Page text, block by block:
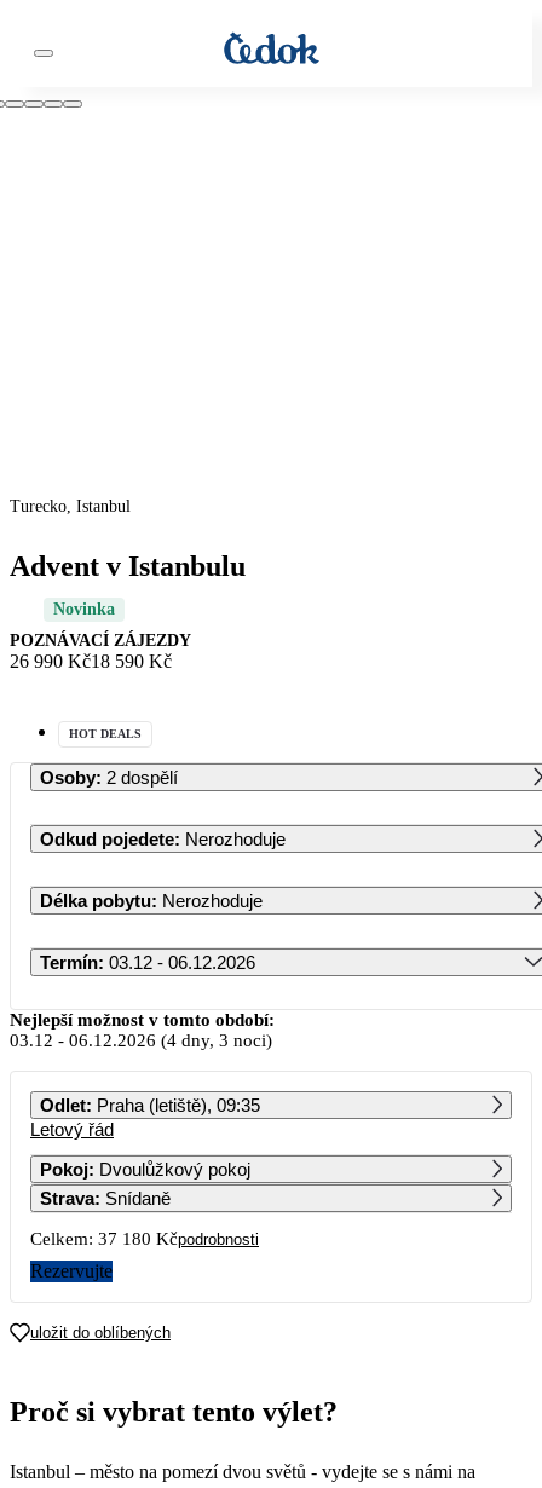
Turecko, Istanbul
Advent v Istanbulu
Novinka
POZNÁVACÍ ZÁJEZDY
26 990 Kč18 590 Kč
HOT DEALS
Osoby: 2 dospělí
Odkud pojedete: Nerozhoduje
Délka pobytu: Nerozhoduje
Termín: 03.12 - 06.12.2026
Prosinec 2026
PO ÚT ST ČT PÁ SO NE
18 590
7
21
Nejlepší možnost v tomto období:
03.12 - 06.12.2026 (4 dny, 3 noci)
Odlet: Praha (letiště), 09:35
Letový řád
Pokoj: Dvoulůžkový pokoj
Strava: Snídaně
Celkem: 37 180 Kčpodrobnosti
Rezervujte
uložit do oblíbených
Proč si vybrat tento výlet?
Istanbul – město na pomezí dvou světů - vydejte se s námi na